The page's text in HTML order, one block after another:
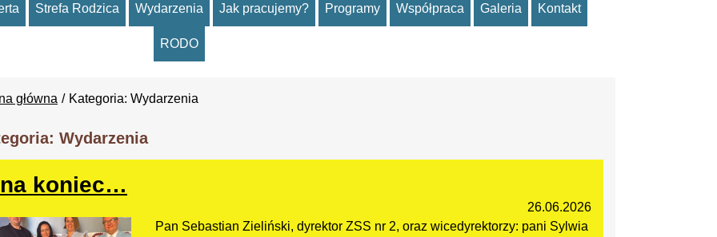
Strefa Rodzica Wydarzenia Jak pracujemy? Programy Współpraca Galeria Kontakt
RODO
główna Kategoria: Wydarzenia
Wydarzenia
koniec…
26.06.2026
Pan Sebastian Zieliński, dyrektor ZSS nr 2, oraz wicedyrektorzy: pani Sylwia